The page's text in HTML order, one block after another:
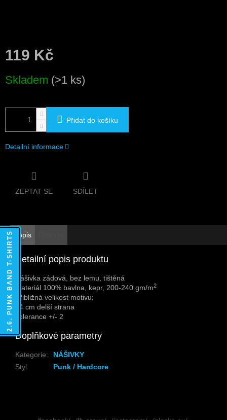
119 Kč
cena:
Skladem (>1 ks)
Přidat do košíku
Detailní informace
ZEPTAT SE SDÍLET
Popis
Detailní popis produktu
Nášivka zádová, bez lemu, tištěná
Materiál 100% bavlna, kepr, 200-240 gm/m2
Přibližná velikost motivu:
24 cm delší strana
Tolerance +/- 2
Doplňkové parametry
Kategorie:
NÁŠIVKY
Styl: Punk / Hardcore
2.6. PUNK BAND T-SHIRTS